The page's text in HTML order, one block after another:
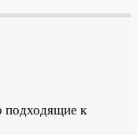
подходящие к